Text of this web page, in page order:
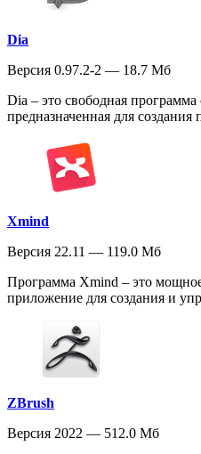
Dia
Версия 0.97.2-2 — 18.7 Мб
Dia – это свободная
предназначенная для
Xmind
Версия 22.11 — 119.0 Мб
Программа Xmind – это
приложение для создания и
ZBrush
Версия 2022 — 512.0 Мб